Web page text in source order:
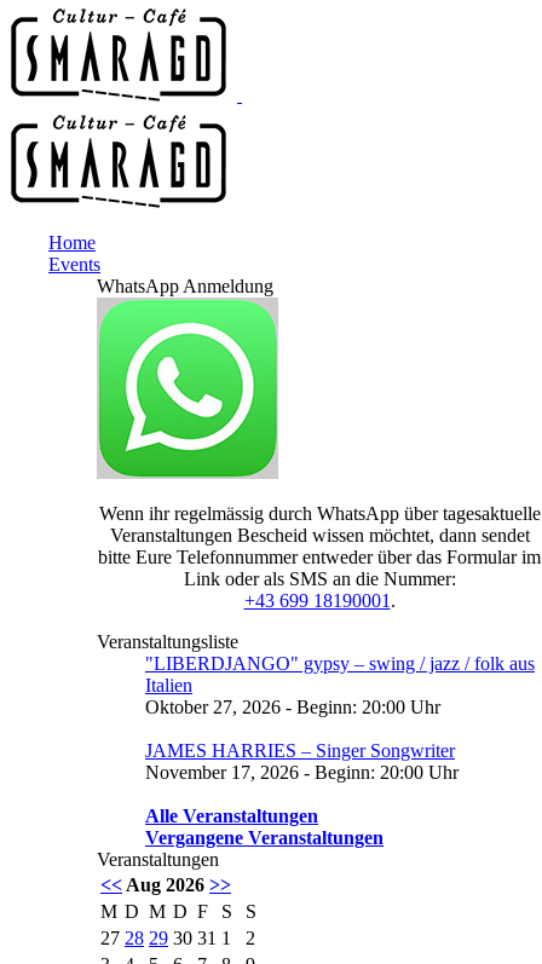
Home
Events
WhatsApp Anmeldung
Wenn ihr regelmässig durch WhatsApp über tagesaktuelle
Veranstaltungen Bescheid wissen möchtet, dann sendet
bitte Eure Telefonnummer entweder über das Formular im
Link oder als SMS an die Nummer:
+43 699 18190001 .
Veranstaltungsliste
"LIBERDJANGO" gypsy – swing / jazz / folk aus
Italien
Oktober 27, 2026 - Beginn: 20:00 Uhr
JAMES HARRIES – Singer Songwriter
November 17, 2026 - Beginn: 20:00 Uhr
Alle Veranstaltungen
Vergangene Veranstaltungen
Veranstaltungen
<< Aug 2026 >>
M D M D F S
S
27 28 29 30 31 1
2